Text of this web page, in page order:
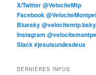
X/Twitter @VelociteMtp
Facebook
Bluesky
Instagram
Slack #jesuisundesdeux
DERNIÈRES INFOS